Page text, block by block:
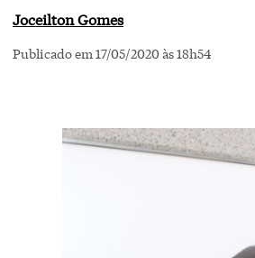
Joceilton Gomes
Publicado em 17/05/2020 às 18h54